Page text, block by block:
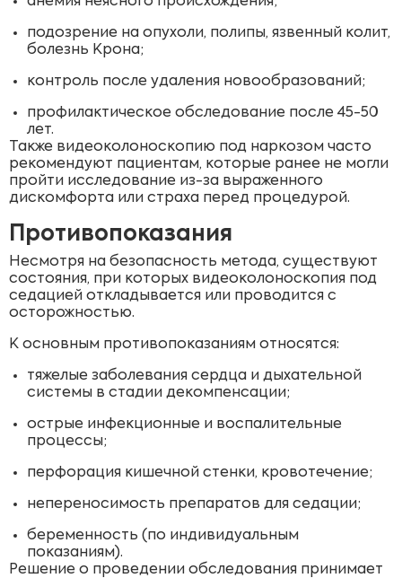
подозрение на опухоли, полипы, язвенный колит,
болезнь Крона;
контроль после удаления новообразований;
профилактическое обследование после 45-50
лет.
Также видеоколоноскопию под наркозом часто
рекомендуют пациентам, которые ранее не могли
пройти исследование из-за выраженного
дискомфорта или страха перед процедурой.
Противопоказания
Несмотря на безопасность метода, существуют
состояния, при которых видеоколоноскопия под
седацией откладывается или проводится с
осторожностью.
К основным противопоказаниям относятся:
тяжелые заболевания сердца и дыхательной
системы в стадии декомпенсации;
острые инфекционные и воспалительные
процессы;
перфорация кишечной стенки, кровотечение;
непереносимость препаратов для седации;
беременность (по индивидуальным
показаниям).
Решение о проведении обследования принимает